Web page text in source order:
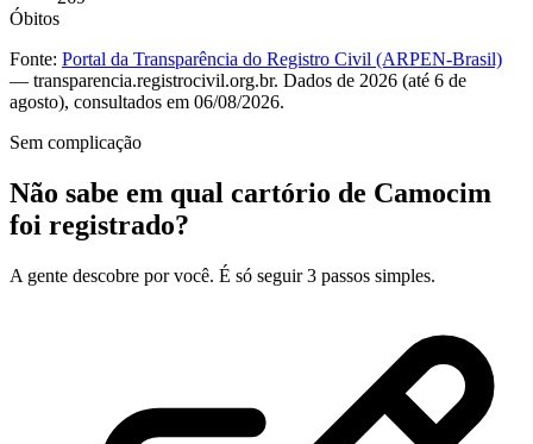
Óbitos
Fonte: Portal da Transparência do Registro Civil (ARPEN-Brasil)
— transparencia.registrocivil.org.br. Dados de 2026 (até 6 de
agosto), consultados em 06/08/2026.
Sem complicação
Não sabe em qual cartório de Camocim
foi registrado?
A gente descobre por você. É só seguir 3 passos simples.